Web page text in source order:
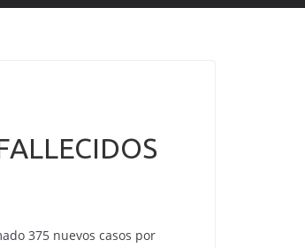
375 nuevos casos por